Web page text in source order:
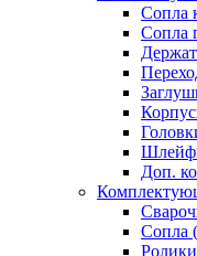
Сопла
Сопла
Доп.
Сопла